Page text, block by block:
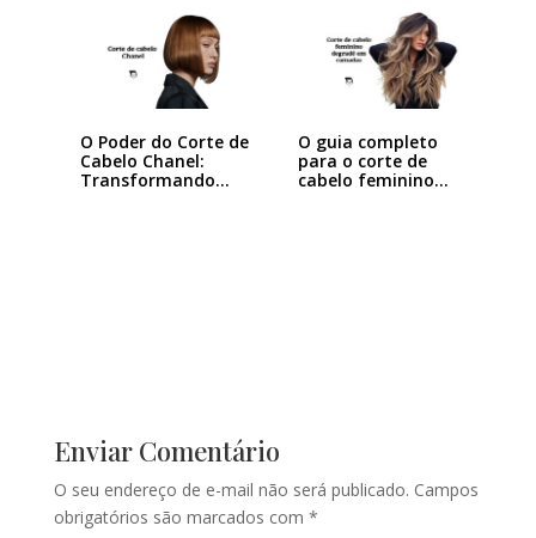
O Poder do Corte de
Cabelo Chanel:
Transformando
O guia completo
para o corte de
cabelo feminino…
Enviar Comentário
O seu endereço de e-mail não será publicado. Campos
obrigatórios são marcados com *